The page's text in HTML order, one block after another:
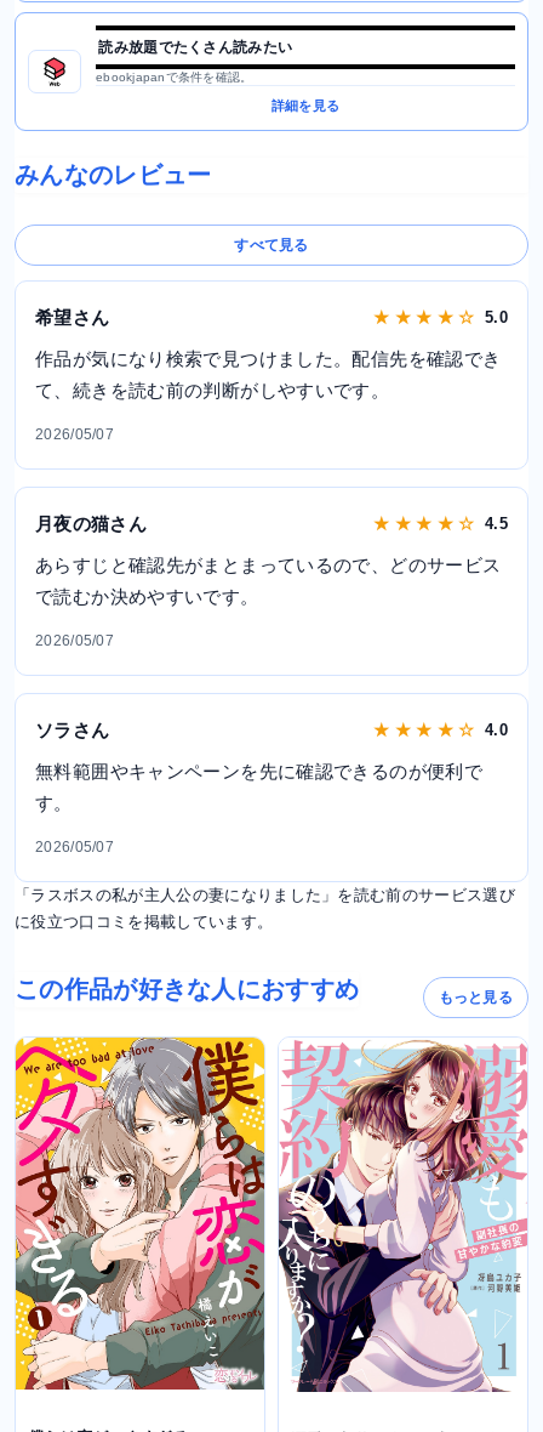
読み放題でたくさん読みたい
ebookjapanで条件を確認。
詳細を見る
みんなのレビュー
すべて見る
希望さん ★ ★ ★ ★ ☆ 5.0
作品が気になり検索で見つけました。配信先を確認でき
て、続きを読む前の判断がしやすいです。
2026/05/07
月夜の猫さん ★ ★ ★ ★ ☆ 4.5
あらすじと確認先がまとまっているので、どのサービス
で読むか決めやすいです。
2026/05/07
ソラさん ★ ★ ★ ★ ☆ 4.0
無料範囲やキャンペーンを先に確認できるのが便利で
す。
2026/05/07
「ラスボスの私が主人公の妻になりました」を読む前のサービス選び
に役立つ口コミを掲載しています。
この作品が好きな人におすすめ もっと見る